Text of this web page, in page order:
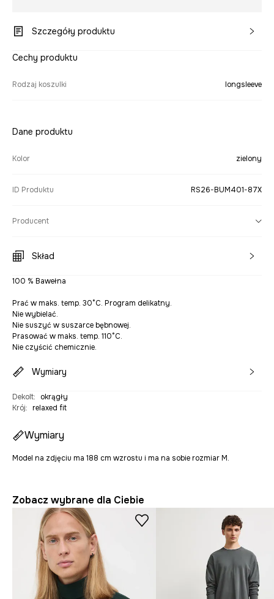
Szczegóły produktu
Cechy produktu
Rodzaj koszulki longsleeve
Dane produktu
Kolor zielony
ID Produktu RS26-BUM401-87X
Producent
Skład
100 % Bawełna
Prać w maks. temp. 30°C. Program delikatny.
Nie wybielać.
Nie suszyć w suszarce bębnowej.
Prasować w maks. temp. 110°C.
Nie czyścić chemicznie.
Wymiary
Dekolt:
okrągły
Krój: relaxed fit
Wymiary
Model na zdjęciu ma 188 cm wzrostu i ma na sobie rozmiar M.
Zobacz wybrane dla Ciebie